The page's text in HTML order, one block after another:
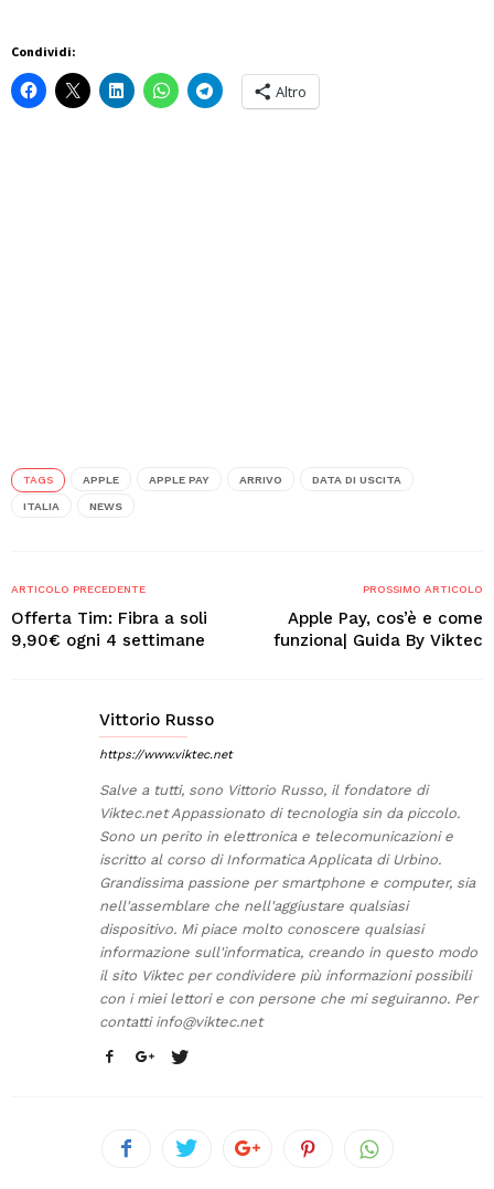
Condividi:
Altro
TAGS APPLE APPLE PAY ARRIVO DATA DI USCITA
ITALIA NEWS
ARTICOLO PRECEDENTE
Offerta Tim: Fibra a soli
9,90€ ogni 4 settimane
PROSSIMO ARTICOLO
Apple Pay, cos’è e come
funziona| Guida By Viktec
Vittorio Russo
https://www.viktec.net
Salve a tutti, sono Vittorio Russo, il fondatore di
Viktec.net Appassionato di tecnologia sin da piccolo.
Sono un perito in elettronica e telecomunicazioni e
iscritto al corso di Informatica Applicata di Urbino.
Grandissima passione per smartphone e computer, sia
nell'assemblare che nell'aggiustare qualsiasi
dispositivo. Mi piace molto conoscere qualsiasi
informazione sull'informatica, creando in questo modo
il sito Viktec per condividere più informazioni possibili
con i miei lettori e con persone che mi seguiranno. Per
contatti info@viktec.net